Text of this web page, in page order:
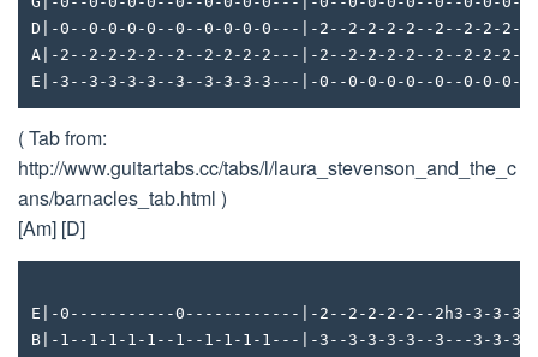
D|-0--0-0-0-0--0--0-0-0-0---|-2--2-2-2-2--2--2-2-2-
A|-2--2-2-2-2--2--2-2-2-2---|-2--2-2-2-2--2--2-2-2-
E|-3--3-3-3-3--3--3-3-3-3---|-0--0-0-0-0--0--0-0-0-
( Tab from:
http://www.guitartabs.cc/tabs/l/laura_stevenson_and_the_c
ans/barnacles_tab.html )
[Am] [D]
E|-0-----------0------------|-2--2-2-2-2--2h3-3-3-3-
B|-1--1-1-1-1--1--1-1-1-1---|-3--3-3-3-3--3---3-3-